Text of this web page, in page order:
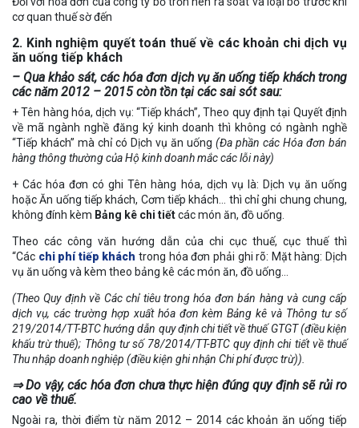
cơ quan thuế sờ đến
2. Kinh nghiệm quyết toán thuế về các khoản chi dịch vụ
ăn uống tiếp khách
– Qua khảo sát, các hóa đơn dịch vụ ăn uống tiếp khách trong
các năm 2012 – 2015 còn tồn tại các sai sót sau:
+ Tên hàng hóa, dịch vụ: “Tiếp khách”, Theo quy định tại Quyết định
về mã ngành nghề đăng ký kinh doanh thì không có ngành nghề
“Tiếp khách” mà chỉ có Dịch vụ ăn uống (Đa phần các Hóa đơn bán
hàng thông thường của Hộ kinh doanh mắc các lỗi này)
+ Các hóa đơn có ghi Tên hàng hóa, dịch vụ là: Dịch vụ ăn uống
hoặc Ăn uống tiếp khách, Cơm tiếp khách… thì chỉ ghi chung chung,
không đính kèm Bảng kê chi tiếtcác món ăn, đồ uống.
Theo các công văn hướng dẫn của chi cục thuế, cục thuế thì
“Các chi phí tiếp khách trong hóa đơn phải ghi rõ: Mặt hàng: Dịch
vụ ăn uống và kèm theo bảng kê các món ăn, đồ uống…
(Theo Quy định về Các chỉ tiêu trong hóa đơn bán hàng và cung cấp
dịch vụ, các trường hợp xuất hóa đơn kèm Bảng kê và Thông tư số
219/2014/TT-BTC hướng dẫn quy định chi tiết về thuế GTGT (điều kiện
khấu trừ thuế); Thông tư số 78/2014/TT-BTC quy định chi tiết về thuế
Thu nhập doanh nghiệp (điều kiện ghi nhận Chi phí được trừ)).
⇒ Do vậy, các hóa đơn chưa thực hiện đúng quy định sẽ rủi ro
cao về thuế.
Ngoài ra, thời điểm từ năm 2012 – 2014 các khoản ăn uống tiếp